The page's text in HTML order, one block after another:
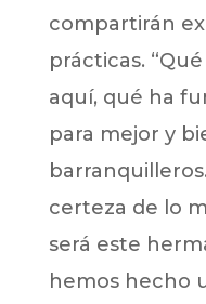
compartirán
prácticas.
aquí, qué ha
para mejor y
certeza de lo
será este
hemos hecho